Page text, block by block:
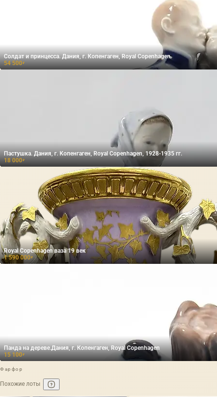
Солдат и принцесса. Дания, г. Копенгаген, Royal Copenhagen
54 500₽
Пастушка. Дания, г. Копенгаген, Royal Copenhagen, 1928-1935 гг.
18 000₽
Royal Copenhagen ваза 19 век
1 590 000₽
Панда на дереве.Дания, г. Копенгаген, Royal Copenhagen
15 100₽
Фарфор
Похожие лоты